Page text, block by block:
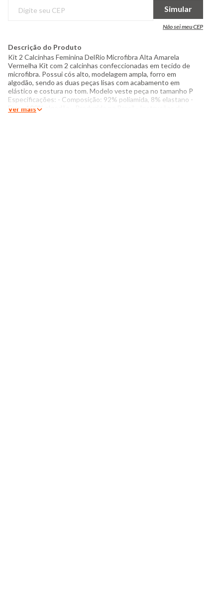
Simular
Não sei meu CEP
Descrição do Produto
Kit 2 Calcinhas Feminina DelRio Microfibra Alta Amarela
Vermelha Kit com 2 calcinhas confeccionadas em tecido de
microfibra. Possui cós alto, modelagem ampla, forro em
algodão, sendo as duas peças lisas com acabamento em
elástico e costura no tom. Modelo veste peça no tamanho P
Especificações: - Composição: 92% poliamida, 8% elastano -
Forro 100% algodão - Produzido no Brasil - Instruções de
Ver mais